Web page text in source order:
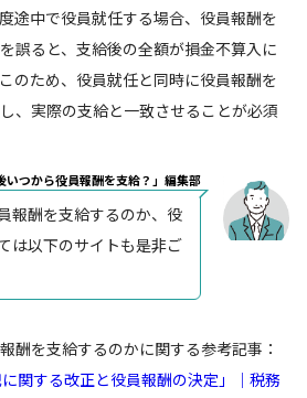
途中で役員就任する場合、役員報酬を
誤ると、支給後の全額が損金不算入に
のため、役員就任と同時に役員報酬を
、実際の支給と一致させることが必須
いつから役員報酬を支給？」編集部
報酬を支給するのか、役
は以下のサイトも是非ご
酬を支給するのかに関する参考記事：
関する改正と役員報酬の決定」｜税務